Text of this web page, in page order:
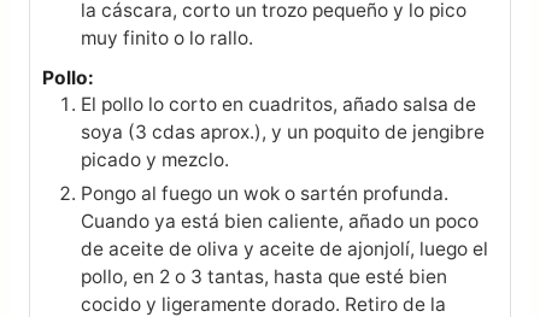
la cáscara, corto un trozo pequeño y lo pico
muy finito o lo rallo.
Pollo:
El pollo lo corto en cuadritos, añado salsa de
soya (3 cdas aprox.), y un poquito de jengibre
picado y mezclo.
Pongo al fuego un wok o sartén profunda.
Cuando ya está bien caliente, añado un poco
de aceite de oliva y aceite de ajonjolí, luego el
pollo, en 2 o 3 tantas, hasta que esté bien
cocido y ligeramente dorado. Retiro de la